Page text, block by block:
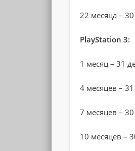
22 месяца –
PlayStation 3:
1 месяц – 31
4 месяцев –
7 месяцев –
10 месяцев –